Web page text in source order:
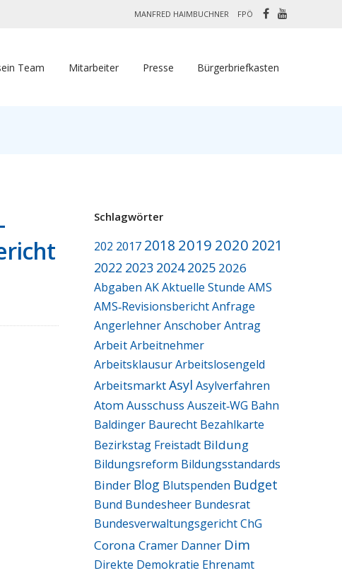
MANFRED HAIMBUCHNER FPÖ
Team Mitarbeiter Presse Bürgerbriefkasten
Schlagwörter
202 2017 2018 2019 2020 2021
2022 2023 2024 2025 2026
Abgaben AKAktuelle Stunde AMS
AMS‑RevisionsberichtAnfrage
AngerlehnerAnschoberAntrag
ArbeitArbeitnehmer
ArbeitsklausurArbeitslosengeld
ArbeitsmarktAsyl Asylverfahren
AtomAusschuss Auszeit‑WG Bahn
Baldinger Baurecht Bezahlkarte
Bezirkstag Freistadt Bildung
Bildungsreform Bildungsstandards
Binder Blog Blutspenden Budget
Bund Bundesheer Bundesrat
BundesverwaltungsgerichtChG
Corona Cramer Danner Dim
Direkte Demokratie Ehrenamt